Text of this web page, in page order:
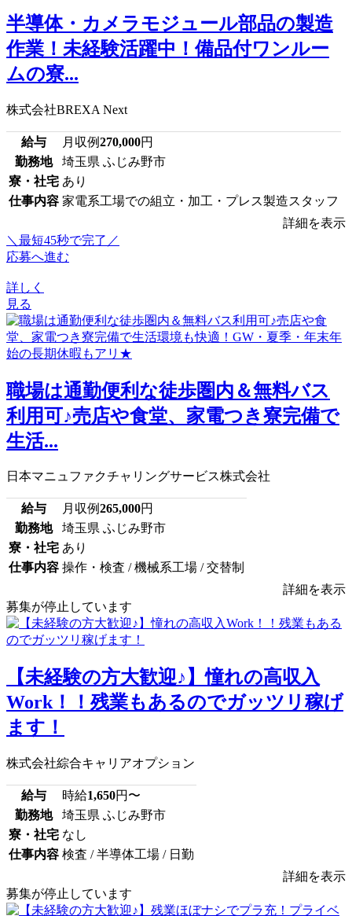
半導体・カメラモジュール部品の製造
作業！未経験活躍中！備品付ワンルー
ムの寮...
株式会社BREXA Next
給与 月収例270,000円
勤務地
埼玉県 ふじみ野市
寮・社宅 あり
仕事内容 家電系工場での組立・加工・プレス製造スタッフ
詳細を表示
＼最短45秒で完了／
応募へ進む
詳しく
見る
職場は通勤便利な徒歩圏内＆無料バス
利用可♪売店や食堂、家電つき寮完備で
生活...
日本マニュファクチャリングサービス株式会社
給与 月収例265,000円
勤務地
埼玉県 ふじみ野市
寮・社宅 あり
仕事内容 操作・検査 / 機械系工場 / 交替制
詳細を表示
募集が停止しています
【未経験の方大歓迎♪】憧れの高収入
Work！！残業もあるのでガッツリ稼げ
ます！
株式会社綜合キャリアオプション
給与 時給1,650円〜
勤務地
埼玉県 ふじみ野市
寮・社宅 なし
仕事内容 検査 / 半導体工場 / 日勤
詳細を表示
募集が停止しています